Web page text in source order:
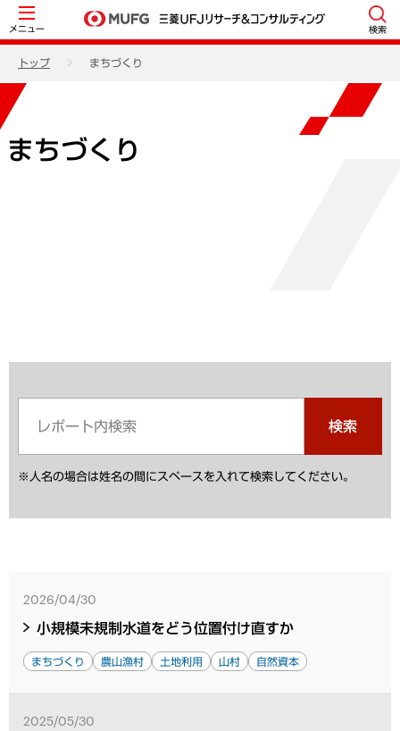
メニュー 検索
トップ まちづくり
まちづくり
検索
※人名の場合は姓名の間にスペースを入れて検索してください。
2026/04/30
小規模未規制水道をどう位置付け直すか
まちづくり 農山漁村 土地利用 山村 自然資本
2025/05/30